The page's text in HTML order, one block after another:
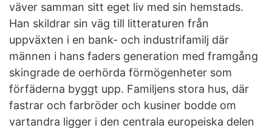
väver samman sitt eget liv med sin hemstads.
Han skildrar sin väg till litteraturen från
uppväxten i en bank- och industrifamilj där
männen i hans faders generation med framgång
skingrade de oerhörda förmögenheter som
förfäderna byggt upp. Familjens stora hus, där
fastrar och farbröder och kusiner bodde om
vartandra ligger i den centrala europeiska delen